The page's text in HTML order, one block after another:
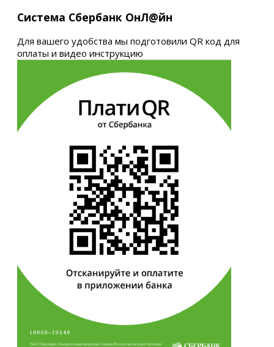
Система Сбербанк ОнЛ@йн
Для вашего удобства мы подготовили QR код для
оплаты и видео инструкцию